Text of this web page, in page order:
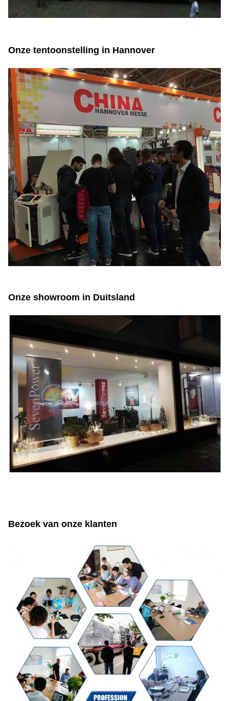
Onze tentoonstelling in Hannover
Onze showroom in Duitsland
Bezoek van onze klanten